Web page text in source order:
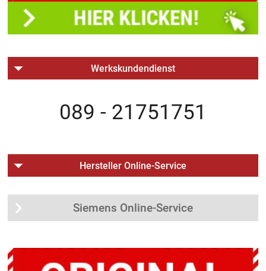
Werkskundendienst
089 - 21751751
Hersteller Online-Service
Siemens Online-Service